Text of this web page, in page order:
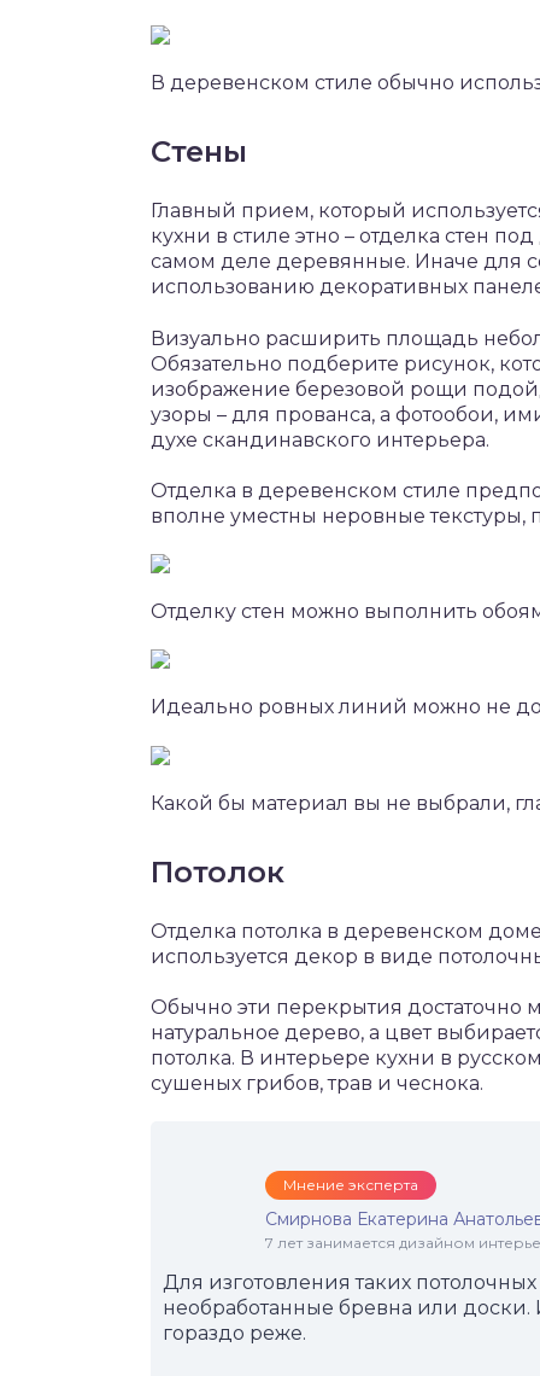
В деревенском стиле обычно
Стены
Главный прием, который
кухни в стиле этно – отделка стен
самом деле деревянные. Иначе для
использованию декоративных
Визуально расширить площадь
Обязательно подберите рисунок,
изображение березовой рощи
узоры – для прованса, а фотообои,
духе скандинавского интерьера.
Отделка в деревенском стиле
вполне уместны неровные текстуры,
Отделку стен можно выполнить
Идеально ровных линий можно не
Какой бы материал вы не выбрали,
Потолок
Отделка потолка в деревенском
используется декор в виде
Обычно эти перекрытия достаточно
натуральное дерево, а цвет
потолка. В интерьере кухни в
сушеных грибов, трав и чеснока.
Мнение эксперта
Смирнова Екатерина
7 лет занимается дизайном
Для изготовления таких
необработанные бревна или
гораздо реже.